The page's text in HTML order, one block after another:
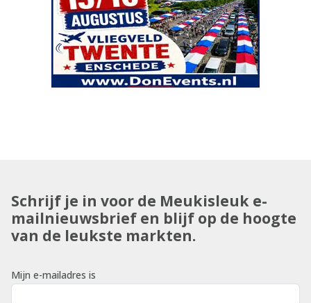
Schrijf je in voor de Meukisleuk e-
mailnieuwsbrief en blijf op de hoogte
van de leukste markten.
Mijn e-mailadres is